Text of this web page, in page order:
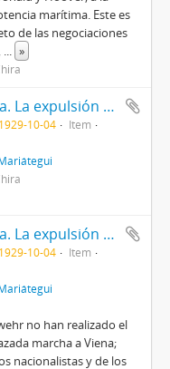
marítima. Este es
de las negociaciones
... »
La reacción austriaca. La expulsión de Eduardo Ortega y Gasset. Mac Donald en Washington [Recorte de prensa]
10-04
Item
La reacción austriaca. La expulsión de Eduardo Ortega y Gasset. Mac Donald en Washington [Manuscrito]
10-04
Item
no han realizado el
marcha a Viena;
nacionalistas y de los